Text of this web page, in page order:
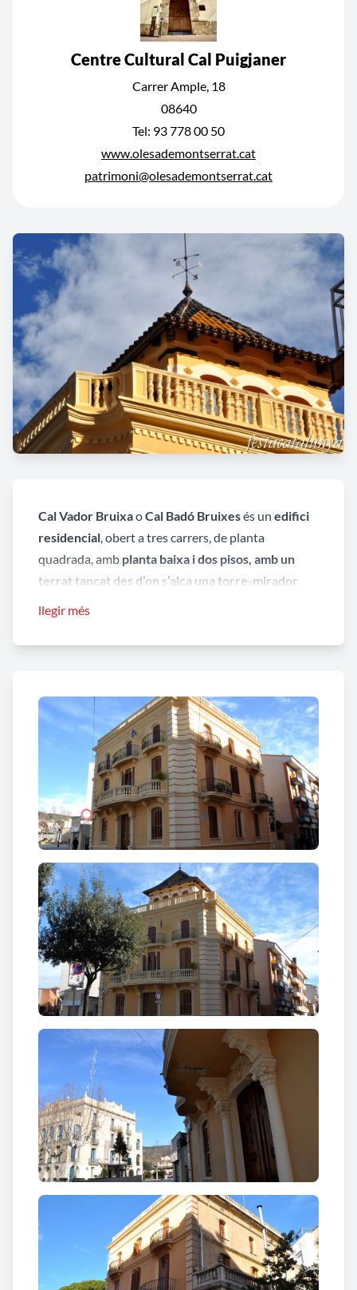
Centre Cultural Cal Puigjaner
Carrer Ample, 18
08640
Tel: 93 778 00 50
www.olesademontserrat.cat
patrimoni@olesademontserrat.cat
Cal Vador BruixaoCal Badó Bruixesés un edifici
residencial, obert a tres carrers, de planta
quadrada, amb planta baixa i dos pisos, amb un
terrat tancat des d’on s’alça una torre-mirador
l'empresari tèxtilSalvador Ubachi va ser construït
Lesobertures, en nombre de tres a cada façana
d’edifici que s’obre a un carrer, sóntotes d’arc
escarser, excepte la porta d’entradaa la planta
baixa de la façana principali les obertures centrals
de la planta baixa i del primer pis de les façanes
laterals, que són geminades. La porta d’entrada, de
llinda, flanquejada per dues columnes llises amb
capitell de tipus corinti amb les inicials "S" i "U", del
propietari de l’immoble,Salvador Ubach
Lafaçana, d'estil eclèctic , s'ordena simètricament.
A la façana principal la porta, flanquejada per
finestres marca l’eix de simetria. Als altres dos pisos
les obertures són balcons, destacant la balconada
central del primer pis. A les façanes laterals són les
finestres centrals les que marquen la simetria,
flanquejades per finestres a la planta baixa i per
balcons als altres dos pisos.
Tots els balcons
reposen damunt mènsules.
Un element característic de l’edifici són les
cantoneres còncaves de la façana principal
d’arrebossat simulant pedra. A la part posterior de
l’edifici les cantoneres utilitzen la mateixa tècnica,
encara que en aquest cas simulen blocs de pedra
encoixinats. Per labanda de darrera un porxo
sobre columnes a la planta baixa, dibuixa un terrat
llegir més